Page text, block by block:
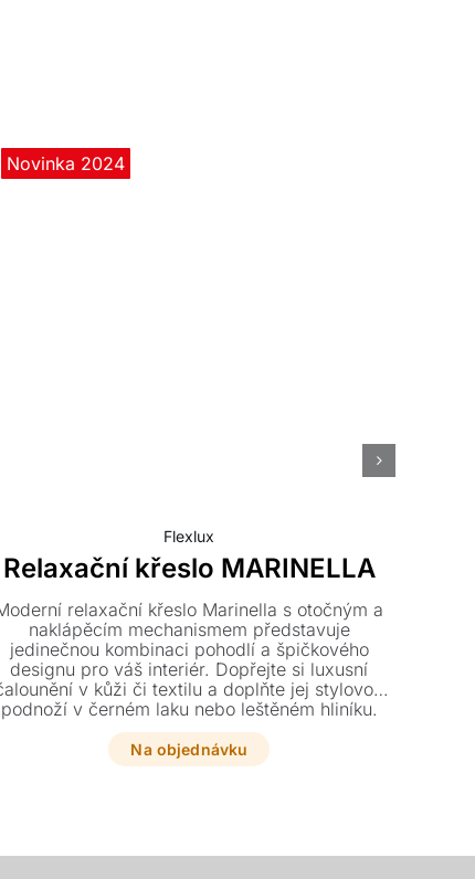
Novinka 2024
Flexlux
Relaxační křeslo MARINELLA
relaxační křeslo Marinella s otočným a
naklápěcím mechanismem představuje
jedinečnou kombinaci pohodlí a špičkového
designu pro váš interiér. Dopřejte si luxusní
v kůži či textilu a doplňte jej stylovou
podnoží v černém laku nebo leštěném hliníku.
Tento elegantní kousek o rozměrech 75 x 95 x
103 cm lze navíc skvěle doplnit taburetem v
odpovídajícím stylu.
Na objednávku